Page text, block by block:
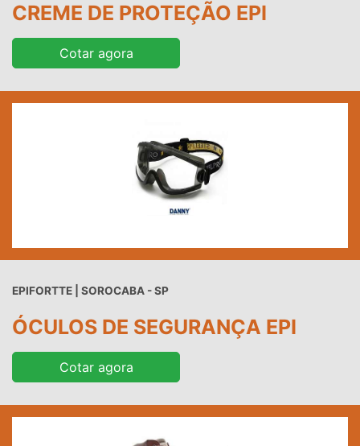
CREME DE PROTEÇÃO EPI
Cotar agora
EPIFORTTE | SOROCABA - SP
ÓCULOS DE SEGURANÇA EPI
Cotar agora